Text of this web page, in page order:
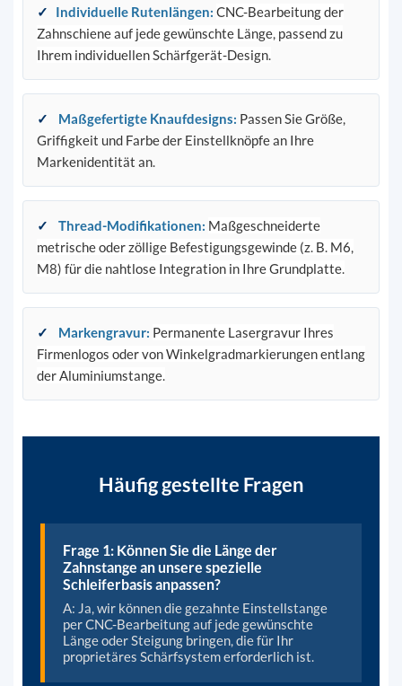
✓ Individuelle Rutenlängen: CNC-Bearbeitung der
Zahnschiene auf jede gewünschte Länge, passend zu
Ihrem individuellen Schärfgerät-Design.
✓ Maßgefertigte Knaufdesigns: Passen Sie Größe,
Griffigkeit und Farbe der Einstellknöpfe an Ihre
Markenidentität an.
✓ Thread-Modifikationen: Maßgeschneiderte
metrische oder zöllige Befestigungsgewinde (z. B. M6,
M8) für die nahtlose Integration in Ihre Grundplatte.
✓ Markengravur: Permanente Lasergravur Ihres
Firmenlogos oder von Winkelgradmarkierungen entlang
der Aluminiumstange.
Häufig gestellte Fragen
Frage 1: Können Sie die Länge der
Zahnstange an unsere spezielle
Schleiferbasis anpassen?
A: Ja, wir können die gezahnte Einstellstange
per CNC-Bearbeitung auf jede gewünschte
Länge oder Steigung bringen, die für Ihr
proprietäres Schärfsystem erforderlich ist.